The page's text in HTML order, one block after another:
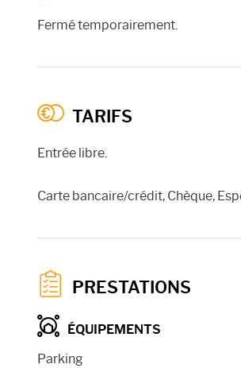
Fermé temporairement.
TARIFS
Entrée libre.
Carte bancaire/crédit, Chèque,
PRESTATIONS
ÉQUIPEMENTS
Parking